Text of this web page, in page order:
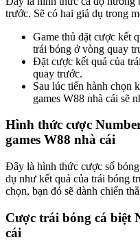
trước. Sẽ có hai giả dụ trong
Game thủ đặt cược kết
trái bóng ở vòng quay
Đặt cược kết quả của
quay trước.
Sau lúc tiến hành chọn
games W88 nhà cái sẽ
Hình thức cược
games W88 nhà cái
Đây là hình thức cược số
dụ như kết quả của trái bóng
chọn, bạn đó sẽ dành chiến
Cược trái bóng cá biệt
cái